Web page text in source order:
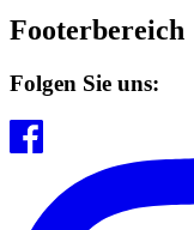
Footerbereich
Folgen Sie uns: